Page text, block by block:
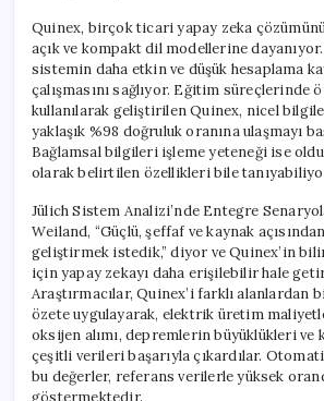
Quinex, birçok ticari yapay zeka
açık ve kompakt dil modellerine
sistemin daha etkin ve düşük hesaplama
çalışmasını sağlıyor. Eğitim süreçlerinde
kullanılarak geliştirilen Quinex, nicel
yaklaşık %98 doğruluk oranına ulaşmayı
Bağlamsal bilgileri işleme yeteneği ise
olarak belirtilen özellikleri bile
Jülich Sistem Analizi’nde Entegre
Weiland, “Güçlü, şeffaf ve kaynak
geliştirmek istedik,” diyor ve Quinex’in
için yapay zekayı daha erişilebilir hale
Araştırmacılar, Quinex’i farklı alanlardan
özete uygulayarak, elektrik üretim
oksijen alımı, depremlerin büyüklükleri ve
çeşitli verileri başarıyla çıkardılar.
bu değerler, referans verilerle yüksek
göstermektedir.